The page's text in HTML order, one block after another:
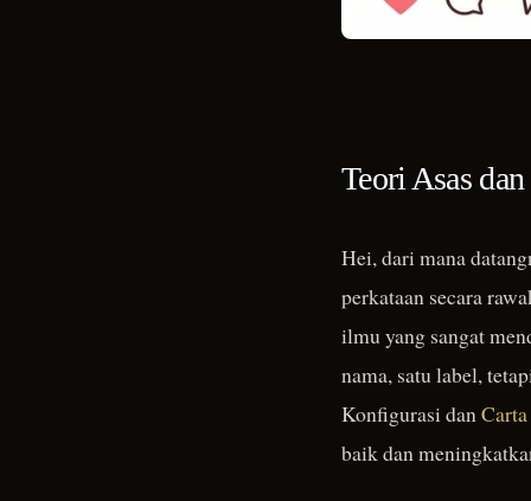
Teori Asas
Hei, dari mana
perkataan secara
ilmu yang sangat
nama, satu label,
Konfigurasi dan
baik dan